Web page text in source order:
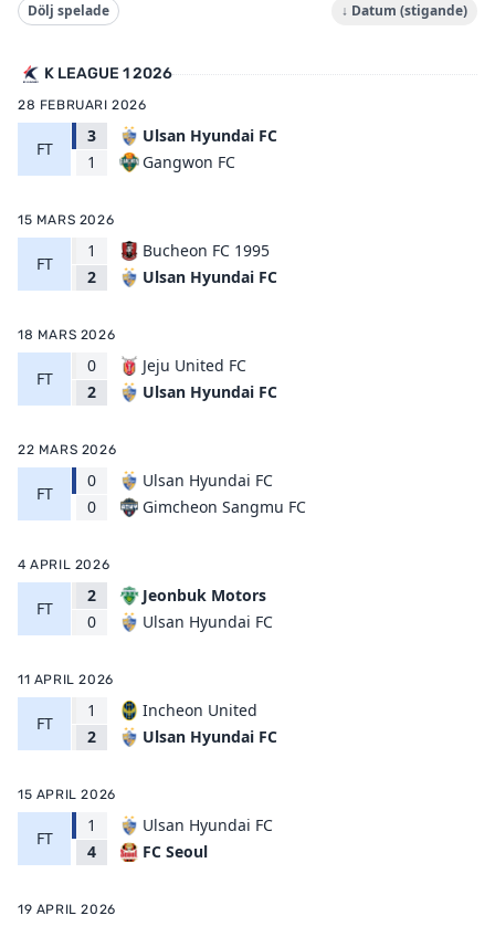
Dölj spelade ↓ Datum (stigande)
K LEAGUE 1 2026
28 FEBRUARI 2026
FT
3
1
Ulsan Hyundai FC
Gangwon FC
15 MARS 2026
FT
1
2
Bucheon FC 1995
Ulsan Hyundai FC
18 MARS 2026
FT
0
2
Jeju United FC
Ulsan Hyundai FC
22 MARS 2026
FT
0
0
Ulsan Hyundai FC
Gimcheon Sangmu FC
4 APRIL 2026
FT
2
0
Jeonbuk Motors
Ulsan Hyundai FC
11 APRIL 2026
FT
1
2
Incheon United
Ulsan Hyundai FC
15 APRIL 2026
FT
1
4
Ulsan Hyundai FC
FC Seoul
19 APRIL 2026